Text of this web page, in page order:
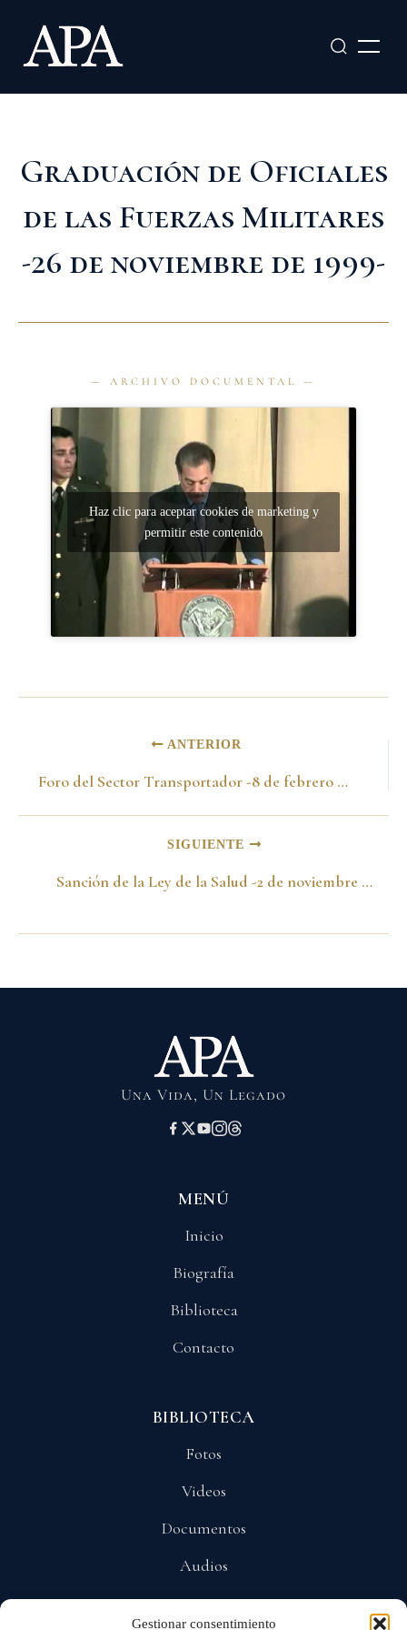
Gestionar consentimiento
contenido
Graduación de Oficiales
de las Fuerzas Militares
-26 de noviembre de 1999-
Haz clic para aceptar cookies de marketing y
permitir este contenido
ANTERIOR
Foro del Sector Transportador -8 de febrero de 1999-
SIGUIENTE
Sanción de la Ley de la Salud -2 de noviembre de 1999-
Una Vida, Un Legado
MENÚ
Inicio
Biografía
Biblioteca
Contacto
BIBLIOTECA
Fotos
Videos
Documentos
Audios